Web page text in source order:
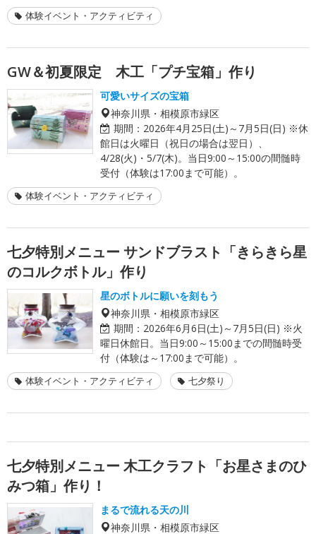
体験イベント・アクティビティ
GW＆初夏限定 木工「プチ宝箱」作り
可愛いサイズの宝箱
神奈川県・相模原市緑区
期間： 2026年4月25日(土)～7月5日(日) ※休
館日は火曜日（祝日の場合は翌日）、
4/28(火)・5/7(木)。当日9:00～15:00の間髄時
受付（体験は17:00まで可能）。
体験イベント・アクティビティ
七夕特別メニュー サンドブラスト「きらきら星
のコルクボトル」作り
星のボトルに願いを刻もう
神奈川県・相模原市緑区
期間： 2026年6月6日(土)～7月5日(日) ※火
曜日休館日。当日9:00～15:00までの間髄時受
付（体験は～17:00まで可能）。
体験イベント・アクティビティ 七夕祭り
七夕特別メニュー 木工クラフト「お星さまのひ
みつ箱」作り！
まるで流れる天の川
神奈川県・相模原市緑区